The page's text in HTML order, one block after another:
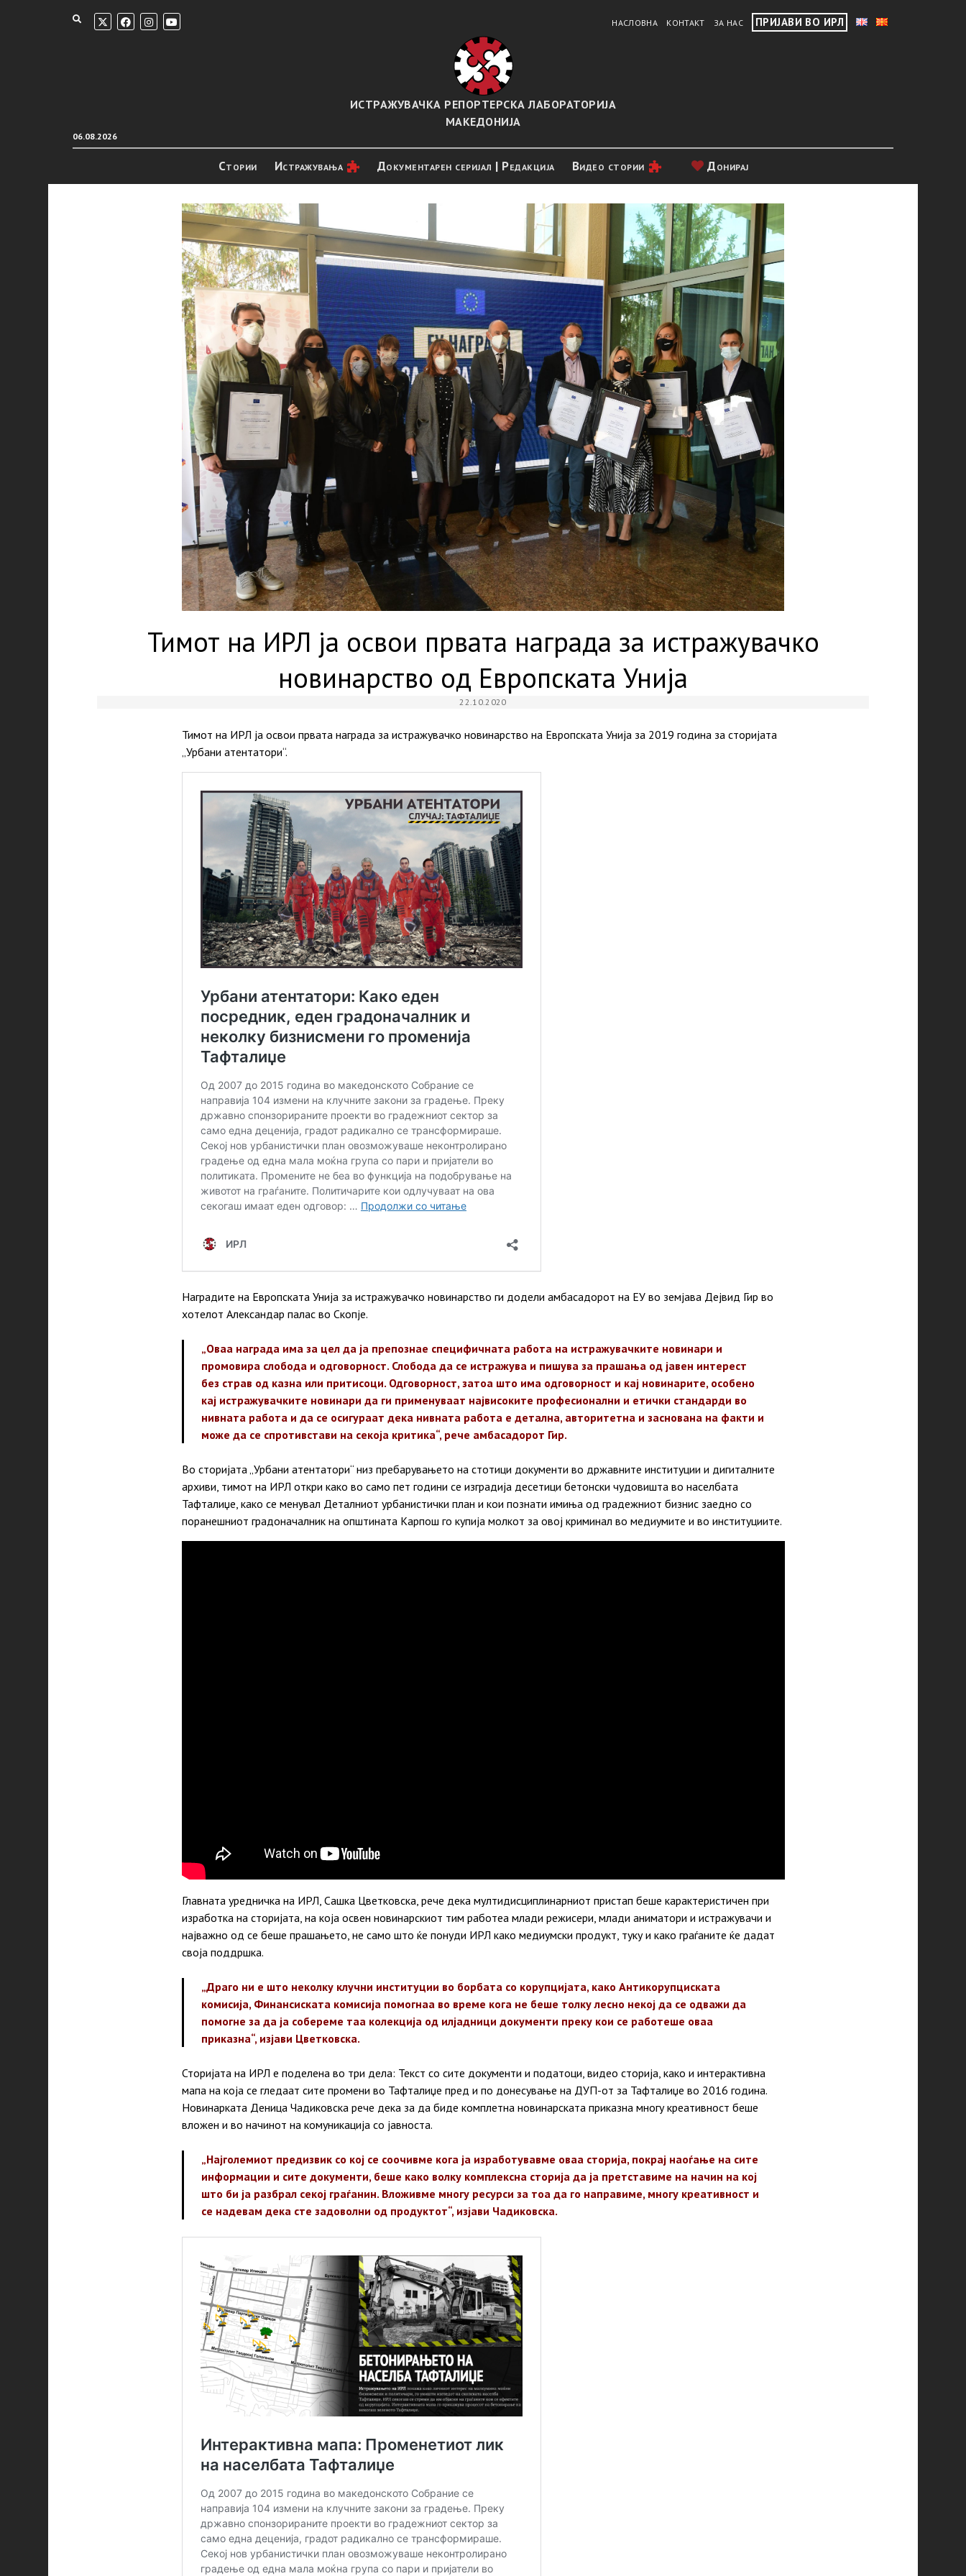
НАСЛОВНА КОНТАКТ ЗА НАС ПРИЈАВИ ВО ИРЛ
06.08.2026
ИСТРАЖУВАЧКА РЕПОРТЕРСКА ЛАБОРАТОРИЈА
МАКЕДОНИЈА
Стории Истражувањa Документарен серијал | Редакција Видео стории Донирај
Тимот на ИРЛ ја освои првата награда за истражувачко
новинарство од Европската Унија
22.10.2020
Тимот на ИРЛ ја освои првата награда за истражувачко новинарство на Европската Унија за 2019 година за сторијата
„Урбани атентатори“.
Наградите на Европската Унија за истражувачко новинарство ги додели амбасадорот на ЕУ во земјава Дејвид Гир во
хотелот Александар палас во Скопје.
„Оваа награда има за цел да ја препознае специфичната работа на истражувачките новинари и
промовира слобода и одговорност. Слобода да се истражува и пишува за прашања од јавен интерест
без страв од казна или притисоци. Одговорност, затоа што има одговорност и кај новинарите, особено
кај истражувачките новинари да ги применуваат највисоките професионални и етички стандарди во
нивната работа и да се осигураат дека нивната работа е детална, авторитетна и заснована на факти и
може да се спротивстави на секоја критика“, рече амбасадорот Гир.
Во сторијата „Урбани атентатори“ низ пребарувањето на стотици документи во државните институции и дигиталните
архиви, тимот на ИРЛ откри како во само пет години се изградија десетици бетонски чудовишта во населбата
Тафталиџе, како се менувал Деталниот урбанистички план и кои познати имиња од градежниот бизнис заедно со
поранешниот градоначалник на општината Карпош го купија молкот за овој криминал во медиумите и во институциите.
Главната уредничка на ИРЛ, Сашка Цветковска, рече дека мултидисциплинарниот пристап беше карактеристичен при
изработка на сторијата, на која освен новинарскиот тим работеа млади режисери, млади аниматори и истражувачи и
најважно од се беше прашањето, не само што ќе понуди ИРЛ како медиумски продукт, туку и како граѓаните ќе дадат
своја поддршка.
„Драго ни е што неколку клучни институции во борбата со корупцијата, како Антикорупциската
комисија, Финансиската комисија помогнаа во време кога не беше толку лесно некој да се одважи да
помогне за да ја собереме таа колекција од илјадници документи преку кои се работеше оваа
приказна“, изјави Цветковска.
Сторијата на ИРЛ е поделена во три дела: Текст со сите документи и податоци, видео сторија, како и интерактивна
мапа на која се гледаат сите промени во Тафталиџе пред и по донесување на ДУП-от за Тафталиџе во 2016 година.
Новинарката Деница Чадиковска рече дека за да биде комплетна новинарската приказна многу креативност беше
вложен и во начинот на комуникација со јавноста.
„Најголемиот предизвик со кој се соочивме кога ја изработувавме оваа сторија, покрај наоѓање на сите
информации и сите документи, беше како волку комплексна сторија да ја претставиме на начин на кој
што би ја разбрал секој граѓанин. Вложивме многу ресурси за тоа да го направиме, многу креативност и
се надевам дека сте задоволни од продуктот“, изјави Чадиковска.